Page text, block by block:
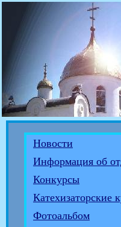
Новости
Информация об
Конкурсы
Катехизаторские
Фотоальбом